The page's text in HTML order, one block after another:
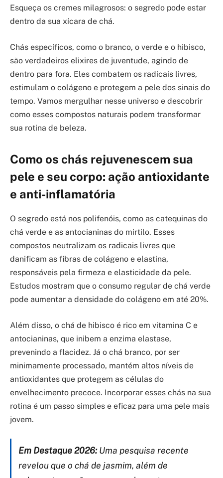
Esqueça os cremes milagrosos: o segredo pode estar
dentro da sua xícara de chá.
Chás específicos, como o branco, o verde e o hibisco,
são verdadeiros elixires de juventude, agindo de
dentro para fora. Eles combatem os radicais livres,
estimulam o colágeno e protegem a pele dos sinais do
tempo. Vamos mergulhar nesse universo e descobrir
como esses compostos naturais podem transformar
sua rotina de beleza.
Como os chás rejuvenescem sua
pele e seu corpo: ação antioxidante
e anti-inflamatória
O segredo está nos polifenóis, como as catequinas do
chá verde e as antocianinas do mirtilo. Esses
compostos neutralizam os radicais livres que
danificam as fibras de colágeno e elastina,
responsáveis pela firmeza e elasticidade da pele.
Estudos mostram que o consumo regular de chá verde
pode aumentar a densidade do colágeno em até 20%.
Além disso, o chá de hibisco é rico em vitamina C e
antocianinas, que inibem a enzima elastase,
prevenindo a flacidez. Já o chá branco, por ser
minimamente processado, mantém altos níveis de
antioxidantes que protegem as células do
envelhecimento precoce. Incorporar esses chás na sua
rotina é um passo simples e eficaz para uma pele mais
jovem.
Em Destaque 2026:Uma pesquisa recente
revelou que o chá de jasmim, além de